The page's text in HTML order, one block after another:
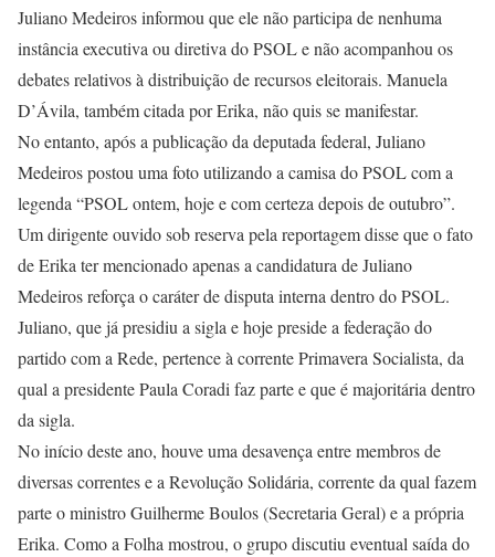
Juliano Medeiros informou que ele não participa de nenhuma
instância executiva ou diretiva do PSOL e não acompanhou os
debates relativos à distribuição de recursos eleitorais. Manuela
D’Ávila, também citada por Erika, não quis se manifestar.
No entanto, após a publicação da deputada federal, Juliano
Medeiros postou uma foto utilizando a camisa do PSOL com a
legenda “PSOL ontem, hoje e com certeza depois de outubro”.
Um dirigente ouvido sob reserva pela reportagem disse que o fato
de Erika ter mencionado apenas a candidatura de Juliano
Medeiros reforça o caráter de disputa interna dentro do PSOL.
Juliano, que já presidiu a sigla e hoje preside a federação do
partido com a Rede, pertence à corrente Primavera Socialista, da
qual a presidente Paula Coradi faz parte e que é majoritária dentro
da sigla.
No início deste ano, houve uma desavença entre membros de
diversas correntes e a Revolução Solidária, corrente da qual fazem
parte o ministro Guilherme Boulos (Secretaria Geral) e a própria
Erika. Como a Folha mostrou, o grupo discutiu eventual saída do